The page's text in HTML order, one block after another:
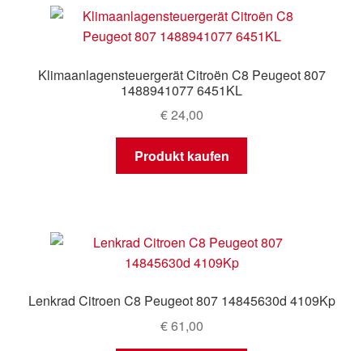
Klimaanlagensteuergerät Citroën C8 Peugeot 807
1488941077 6451KL
€24,00
Produkt kaufen
Lenkrad Citroen C8 Peugeot 807 14845630d 4109Kp
€61,00